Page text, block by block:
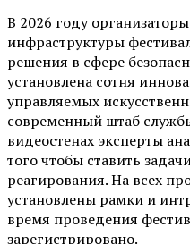
В 2026 году
инфраструктуры
решения в сфере
установлена сотня
управляемых
современный штаб
видеостенах эксперты
того чтобы ставить
реагирования. На всех
установлены рамки и
время проведения
зарегистрировано.